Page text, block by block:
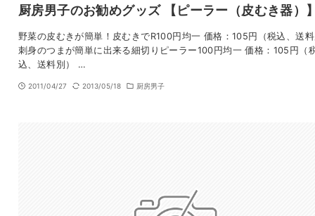
厨房男子のお勧めグッズ 【ピーラー（皮むき器）
野菜の皮むきが簡単！皮むきでR100円均一 価格：105円（税込、送
刺身のつまが簡単に出来る細切りピーラー100円均一 価格：105円（
込、送料別） …
2011/04/27 2013/05/18 厨房男子